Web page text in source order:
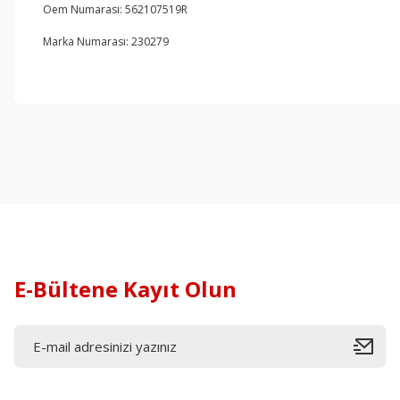
Oem Numarası: 562107519R
Marka Numarası: 230279
E-Bültene Kayıt Olun